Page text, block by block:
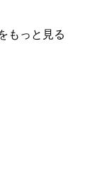
もっと見る